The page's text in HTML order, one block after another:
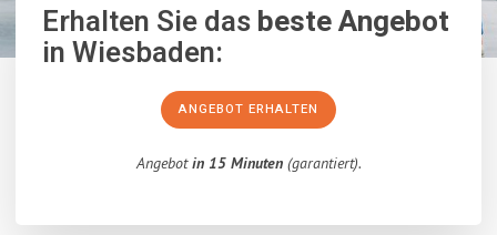
Erhalten Sie dasbeste Angebot
in Wiesbaden:
ANGEBOT ERHALTEN
Angebotin 15 Minuten(garantiert).